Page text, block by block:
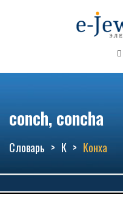
conch, concha
Словарь К Конха